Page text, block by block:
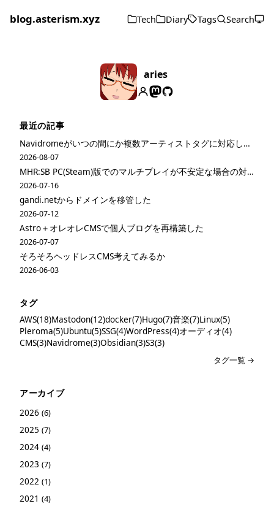
blog.asterism.xyz Tech Diary Tags Search
aries
最近の記事
Navidromeがいつの間にか複数アーティストタグに対応してた
2026-08-07
MHR:SB PC(Steam)版でのマルチプレイが不安定な場合の対策
2026-07-16
gandi.netからドメインを移管した
2026-07-12
Astro＋オレオレCMSで個人ブログを再構築した
2026-07-07
そろそろヘッドレスCMS考えてみるか
2026-06-03
タグ
AWS(18)Mastodon(12)docker(7)Hugo(7)音楽(7)Linux(5)
Pleroma(5)Ubuntu(5)SSG(4)WordPress(4)オーディオ(4)
CMS(3)Navidrome(3)Obsidian(3)S3(3)
タグ一覧 →
アーカイブ
2026 (6)
2025 (7)
2024 (4)
2023 (7)
2022 (1)
2021 (4)